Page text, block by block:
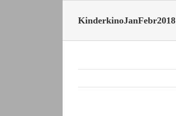
KinderkinoJanFebr2018